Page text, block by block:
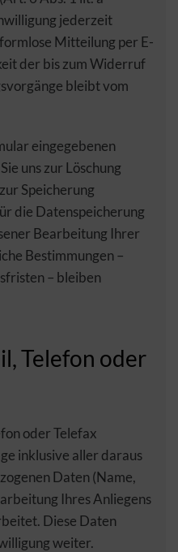
jederzeit
Mitteilung per E-
der bis zum Widerruf
bleibt vom
eingegebenen
uns zur Löschung
Speicherung
die Datenspeicherung
Bearbeitung Ihrer
Bestimmungen –
– bleiben
Telefon oder
oder Telefax
inklusive aller daraus
Daten (Name,
Ihres Anliegens
Diese Daten
weiter.